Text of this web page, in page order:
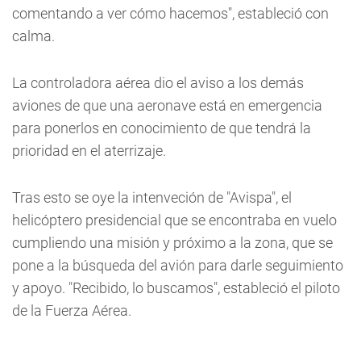
comentando a ver cómo hacemos", estableció con
calma.
La controladora aérea dio el aviso a los demás
aviones de que una aeronave está en emergencia
para ponerlos en conocimiento de que tendrá la
prioridad en el aterrizaje.
Tras esto se oye la intenveción de "Avispa", el
helicóptero presidencial que se encontraba en vuelo
cumpliendo una misión y próximo a la zona, que se
pone a la búsqueda del avión para darle seguimiento
y apoyo. "Recibido, lo buscamos", estableció el piloto
de la Fuerza Aérea.